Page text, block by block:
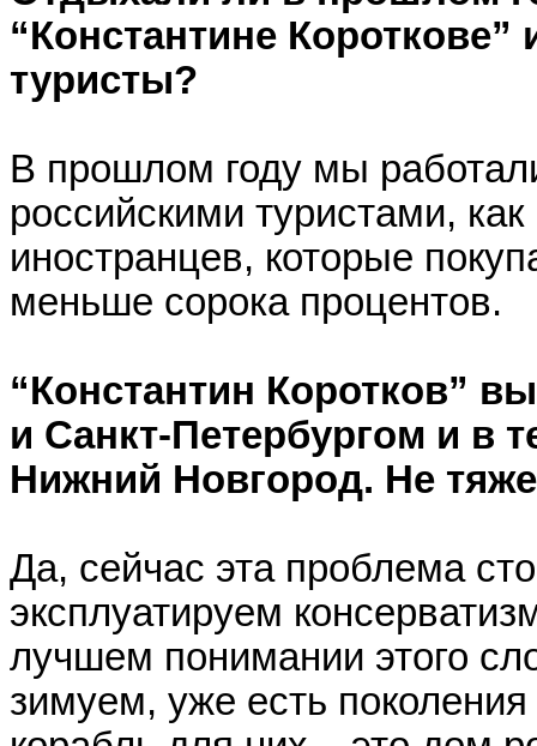
“Константине Короткове”
туристы?
В прошлом году мы
российскими туристами,
иностранцев, которые
меньше сорока процентов.
“Константин Коротков”
и Санкт-Петербургом и в
Нижний Новгород. Не
Да, сейчас эта проблема
эксплуатируем
лучшем понимании этого
зимуем, уже есть